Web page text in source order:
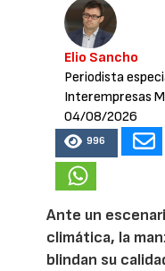
Elio Sancho
Periodista
Interempresas
04/08/2026
996
Ante un
climática, la
blindan su